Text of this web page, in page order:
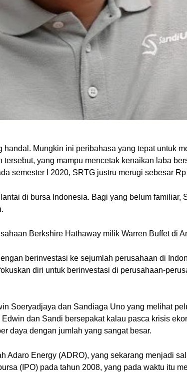
Mungkin ini peribahasa yang tepat untuk
yang mampu mencetak kenaikan laba
semester I 2020, SRTG justru merugi sebesar
di bursa Indonesia. Bagi yang belum
Berkshire Hathaway milik Warren Buffet di
berinvestasi ke sejumlah perusahaan di
diri untuk berinvestasi di perusahaan-
Soeryadjaya dan Sandiaga Uno yang melihat
dan Sandi bersepakat kalau pasca krisis
daya dengan jumlah yang sangat besar.
Adaro Energy (ADRO), yang sekarang menjadi
(IPO) pada tahun 2008, yang pada waktu itu